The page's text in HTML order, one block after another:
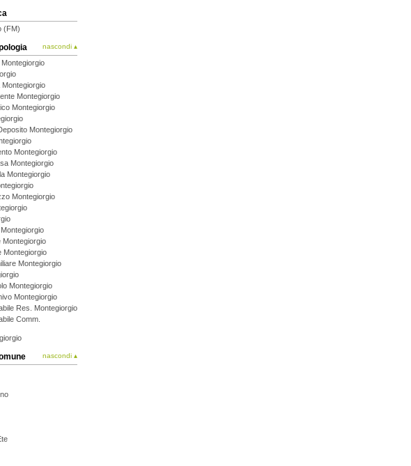
(FM)
nascondi ▴
Montegiorgio
Montegiorgio
Montegiorgio
Montegiorgio
Montegiorgio
Montegiorgio
Montegiorgio
Montegiorgio
Montegiorgio
Montegiorgio
Montegiorgio
Montegiorgio
Res. Montegiorgio
Comm.
nascondi ▴